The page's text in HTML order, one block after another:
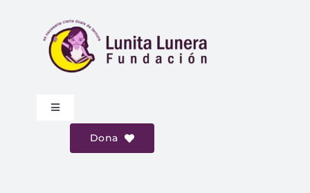
content
Toggle
Navigation
Dona